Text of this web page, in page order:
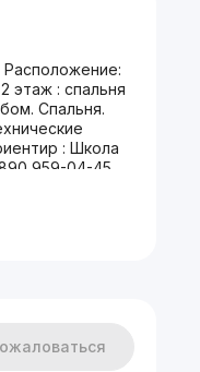
этаж : спальня
Спальня.
: Школа
959-04-45